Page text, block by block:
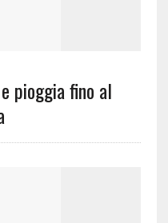
pioggia fino al